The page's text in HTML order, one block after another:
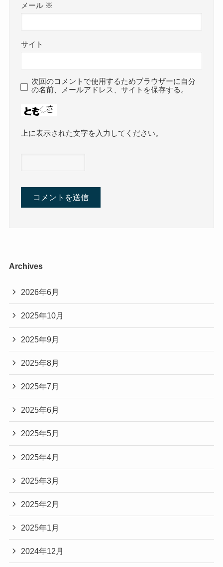
メール ※
サイト
次回のコメントで使用するためブラウザーに自分
の名前、メールアドレス、サイトを保存する。
上に表示された文字を入力してください。
Archives
2026年6月
2025年10月
2025年9月
2025年8月
2025年7月
2025年6月
2025年5月
2025年4月
2025年3月
2025年2月
2025年1月
2024年12月